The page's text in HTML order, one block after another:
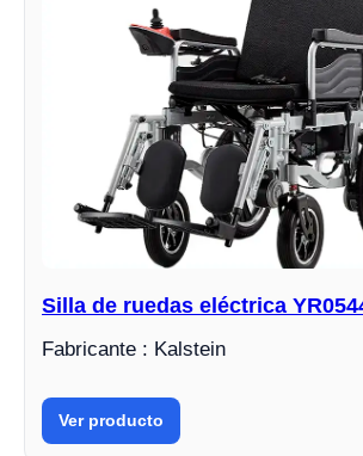
Silla de ruedas eléctrica
Fabricante : Kalstein
Ver producto